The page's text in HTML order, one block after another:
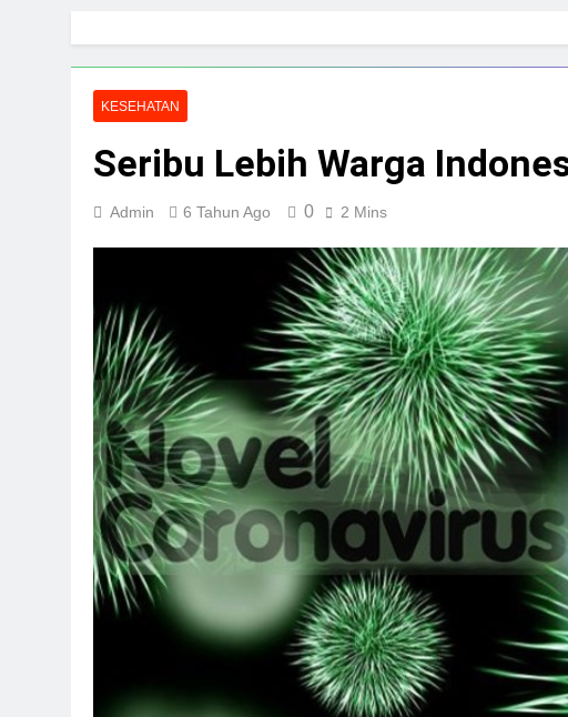
KESEHATAN
Seribu Lebih Warga
Admin 6 Tahun Ago 0 2 Mins